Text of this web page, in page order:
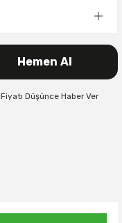
Hemen Al
Fiyatı Düşünce Haber Ver